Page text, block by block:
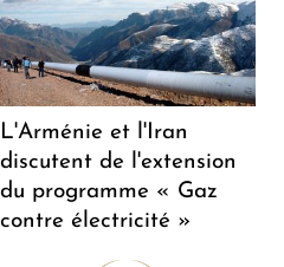
L'Arménie et l'Iran
discutent de l'extension
du programme « Gaz
contre électricité »